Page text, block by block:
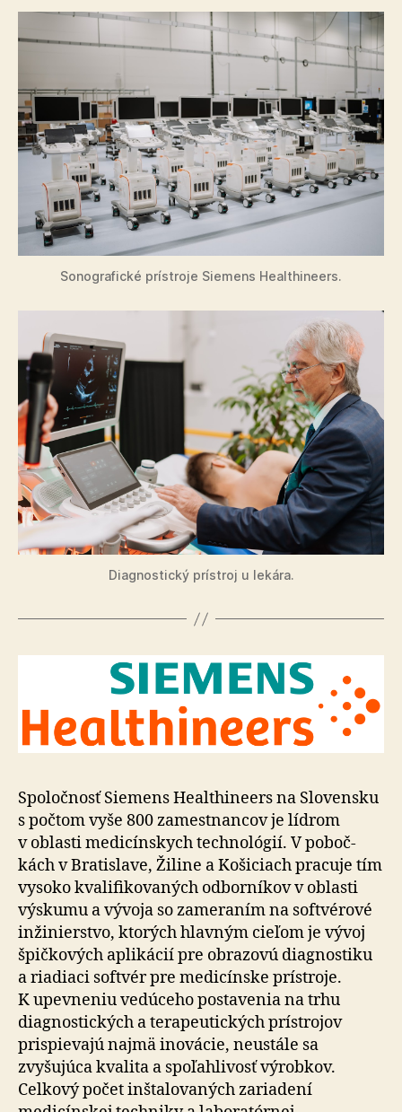
Sonografické prístroje Siemens Healthineers.
Diagnostický prístroj u lekára.
Spoločnosť Siemens Healthineers na Slovensku
s počtom vyše 800 zamestnancov je lídrom
v oblasti me­di­cín­skych tech­no­ló­gií. V po­boč­
kách v Bratislave, Žiline a Košiciach pracuje tím
vysoko kva­li­fi­ko­va­ných odbor­níkov v oblasti
výskumu a vývoja so za­me­ra­ním na softvérové
inžinierstvo, ktorých hlavným cieľom je vývoj
špičkových aplikácií pre obrazovú diag­nos­tiku
a ria­diaci softvér pre me­di­cín­ske prístroje.
K upev­neniu vedúceho postavenia na trhu
diagnostických a tera­peu­tic­kých prístrojov
prispievajú najmä inovácie, neustále sa
zvyšujúca kvalita a spo­ľah­livosť výrobkov.
Celkový počet inšta­lo­va­ných zariadení